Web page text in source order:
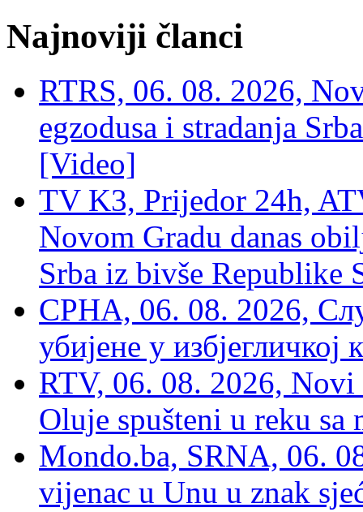
Najnoviji članci
RTRS, 06. 08. 2026,
egzodusa i stradanja
[Video]
TV K3, Prijedor 24h,
Novom Gradu danas
Srba iz bivše Republike
СРНА, 06. 08. 2026,
убијене у избјегличкој
RTV, 06. 08. 2026, Novi
Oluje spušteni u reku sa
Mondo.ba, SRNA, 06.
vijenac u Unu u znak